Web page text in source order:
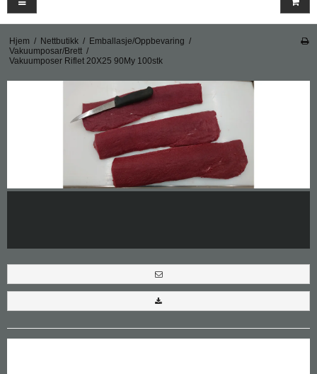
Hjem / Nettbutikk / Emballasje/Oppbevaring /
Vakuumposar/Brett /
Vakuumposer Riflet 20X25 90My 100stk